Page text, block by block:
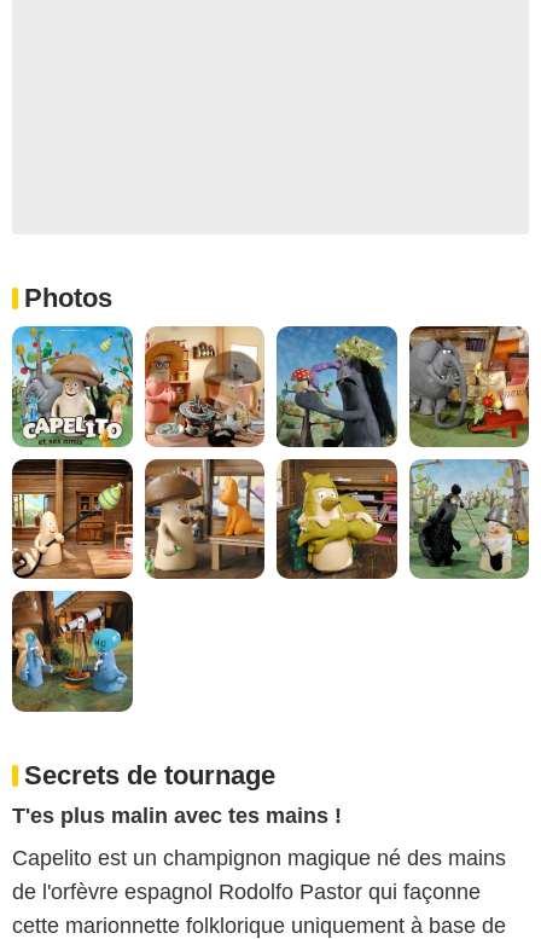
Photos
Secrets de tournage
T'es plus malin avec tes mains !
Capelito est un champignon magique né des mains
de l'orfèvre espagnol Rodolfo Pastor qui façonne
cette marionnette folklorique uniquement à base de